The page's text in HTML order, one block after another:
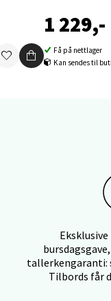
1 229,-
Få på nettlager
Kan sendes til
tallerkengaranti:
Tilbords får